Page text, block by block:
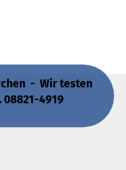
- Wir testen
4919